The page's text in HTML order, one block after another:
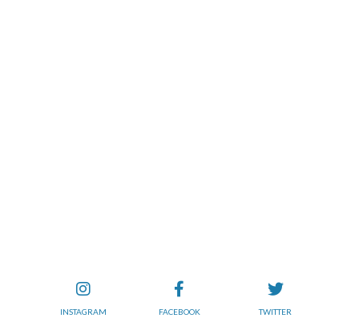
INSTAGRAM FACEBOOK TWITTER